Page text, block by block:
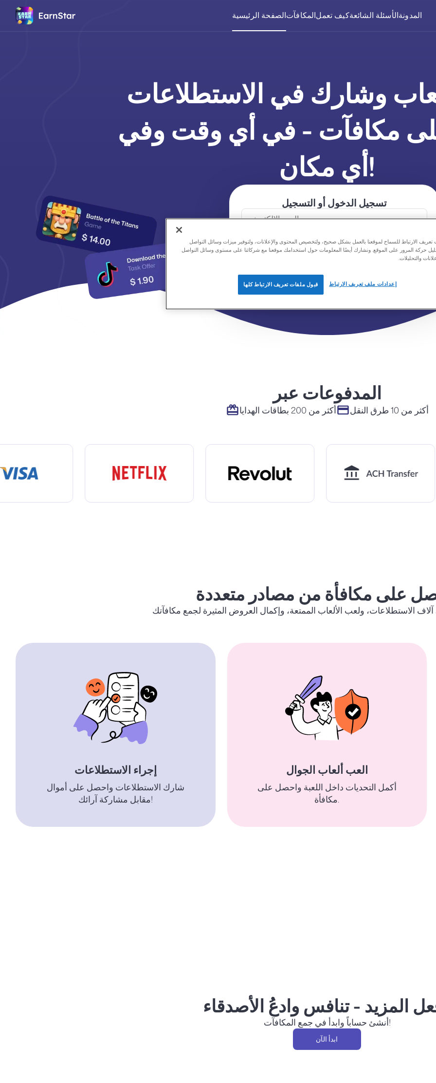
الصفحة الرئيسيةالمكافآتكيف تعملالأسئلة الشائعةالمدونة
وشارك في الاستطلاعات
مكافآت - في أي وقت وفي
أي مكان!
تسجيل الدخول أو التسجيل
تابع
Google
المدفوعات عبر
أكثر من 200 بطاقات الهدايا أكثر من 10 طرق النقل
إجراء الاستطلاعات
شارك الاستطلاعات واحصل على أموال
مقابل مشاركة آرائك!
العب ألعاب الجوال
أكمل التحديات داخل اللعبة واحصل على
مكافأة.
أنشئ حساباً وابدأ في جمع المكافآت!
ابدأ الآن
الارتباط للسماح لموقعنا بالعمل بشكل صحيح، ولتخصيص المحتوى والإعلانات، ولتوفير ميزات وسائل التواصل
حركة المرور على الموقع. ونشارك أيضًا المعلومات حول استخدامك موقعنا مع شركائنا على مستوى وسائل التواصل
والتحليلات.
إعدادات ملف تعريف الارتباط قبول ملفات تعريف الارتباط كلها